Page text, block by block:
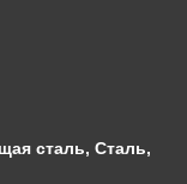
сталь, Сталь,